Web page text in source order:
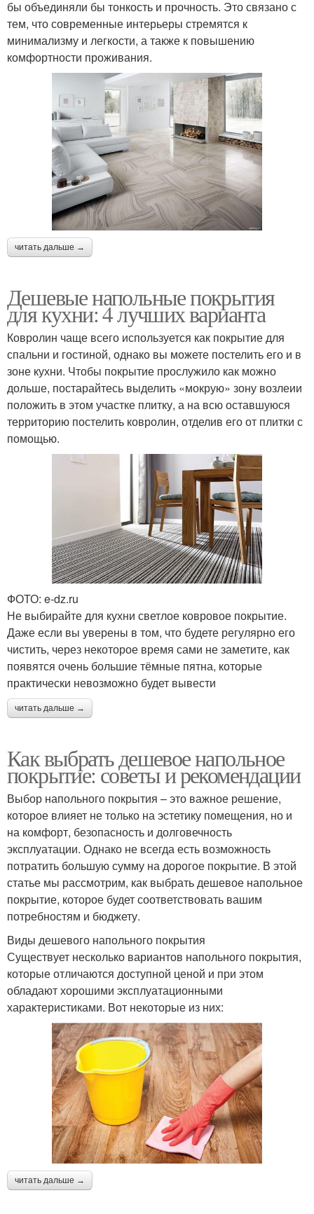
бы объединяли бы тонкость и прочность. Это связано с
тем, что современные интерьеры стремятся к
минимализму и легкости, а также к повышению
комфортности проживания.
читать дальше →
Дешевые напольные покрытия
для кухни: 4 лучших варианта
Ковролин чаще всего используется как покрытие для
спальни и гостиной, однако вы можете постелить его и в
зоне кухни. Чтобы покрытие прослужило как можно
дольше, постарайтесь выделить «мокрую» зону возлеии
положить в этом участке плитку, а на всю оставшуюся
территорию постелить ковролин, отделив его от плитки с
помощью.
ФОТО: e-dz.ru
Не выбирайте для кухни светлое ковровое покрытие.
Даже если вы уверены в том, что будете регулярно его
чистить, через некоторое время сами не заметите, как
появятся очень большие тёмные пятна, которые
практически невозможно будет вывести
читать дальше →
Как выбрать дешевое напольное
покрытие: советы и рекомендации
Выбор напольного покрытия – это важное решение,
которое влияет не только на эстетику помещения, но и
на комфорт, безопасность и долговечность
эксплуатации. Однако не всегда есть возможность
потратить большую сумму на дорогое покрытие. В этой
статье мы рассмотрим, как выбрать дешевое напольное
покрытие, которое будет соответствовать вашим
потребностям и бюджету.
Виды дешевого напольного покрытия
Существует несколько вариантов напольного покрытия,
которые отличаются доступной ценой и при этом
обладают хорошими эксплуатационными
характеристиками. Вот некоторые из них:
читать дальше →